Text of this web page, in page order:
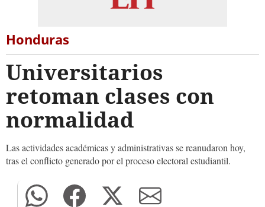
Honduras
Universitarios
retoman clases con
normalidad
Las actividades académicas y administrativas se reanudaron hoy,
tras el conflicto generado por el proceso electoral estudiantil.